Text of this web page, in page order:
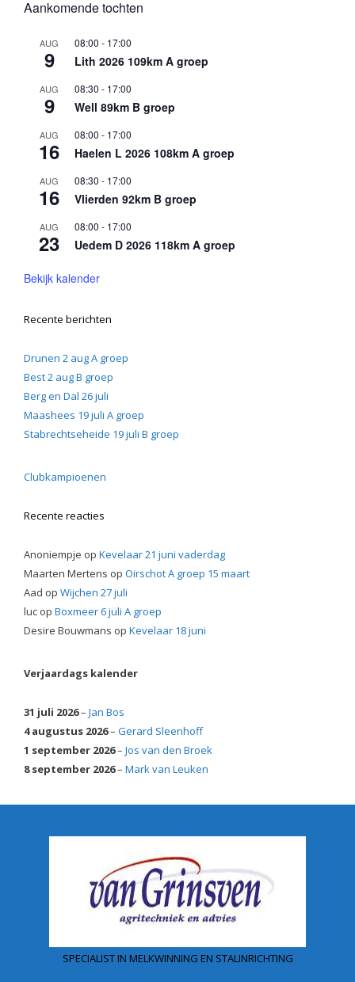
Aankomende tochten
AUG
9
08:00 - 17:00
Lith 2026 109km A groep
AUG
9
08:30 - 17:00
Well 89km B groep
AUG
16
08:00 - 17:00
Haelen L 2026 108km A groep
AUG
16
08:30 - 17:00
Vlierden 92km B groep
AUG
23
08:00 - 17:00
Uedem D 2026 118km A groep
Bekijk kalender
Recente berichten
Drunen 2 aug A groep
Best 2 aug B groep
Berg en Dal 26 juli
Maashees 19 juli A groep
Stabrechtseheide 19 juli B groep
Clubkampioenen
Recente reacties
Anoniempje op Kevelaar 21 juni vaderdag
Maarten Mertens op Oirschot A groep 15 maart
Aad op Wijchen 27 juli
luc op Boxmeer 6 juli A groep
Desire Bouwmans op Kevelaar 18 juni
Verjaardags kalender
31 juli 2026– Jan Bos
4 augustus 2026– Gerard Sleenhoff
1 september 2026– Jos van den Broek
8 september 2026– Mark van Leuken
SPECIALIST IN MELKWINNING EN STALINRICHTING